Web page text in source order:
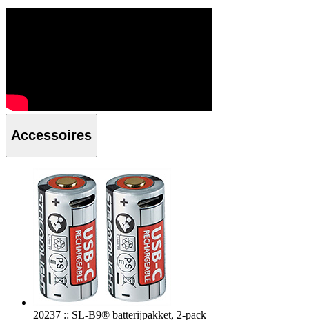
Accessoires
20237 :: SL-B9® batterijpakket, 2-pack